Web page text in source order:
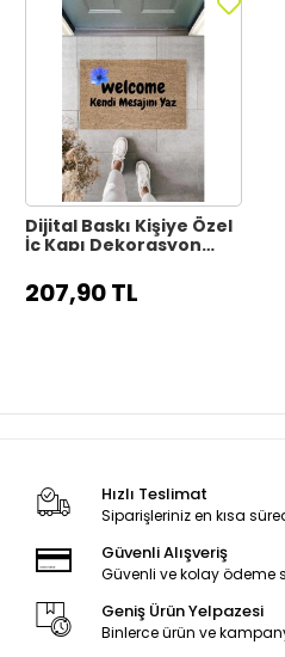
Dijital Baskı Kişiye Özel
İç Kapı Dekorasyon
207,90 TL
Hızlı Teslimat
Siparişleriniz en kısa
Güvenli Alışveriş
Güvenli ve kolay ödeme
Geniş Ürün Yelpazesi
Binlerce ürün ve